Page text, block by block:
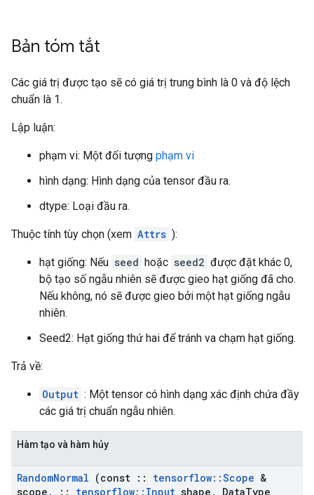
Bản tóm tắt
Các giá trị được tạo sẽ có giá trị trung bình là 0 và độ lệch
chuẩn là 1.
Lập luận:
phạm vi: Một đối tượng phạm vi
hình dạng: Hình dạng của tensor đầu ra.
dtype: Loại đầu ra.
Thuộc tính tùy chọn (xem Attrs ):
hạt giống: Nếu seed hoặc seed2 được đặt khác 0,
bộ tạo số ngẫu nhiên sẽ được gieo hạt giống đã cho.
Nếu không, nó sẽ được gieo bởi một hạt giống ngẫu
nhiên.
Seed2: Hạt giống thứ hai để tránh va chạm hạt giống.
Trả về:
Output : Một tensor có hình dạng xác định chứa đầy
các giá trị chuẩn ngẫu nhiên.
Hàm tạo và hàm hủy
RandomNormal (const :: tensorflow::Scope &
scope , :: tensorflow:: Input shape , DataType